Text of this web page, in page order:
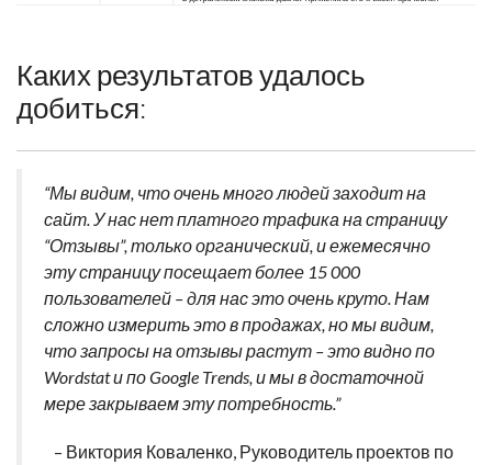
Каких результатов удалось
добиться:
“Мы видим, что очень много людей заходит на
сайт. У нас нет платного трафика на страницу
“Отзывы”, только органический, и ежемесячно
эту страницу посещает более 15 000
пользователей – для нас это очень круто. Нам
сложно измерить это в продажах, но мы видим,
что запросы на отзывы растут – это видно по
Wordstat и по Google Trends, и мы в достаточной
мере закрываем эту потребность.”
– Виктория Коваленко, Руководитель проектов по